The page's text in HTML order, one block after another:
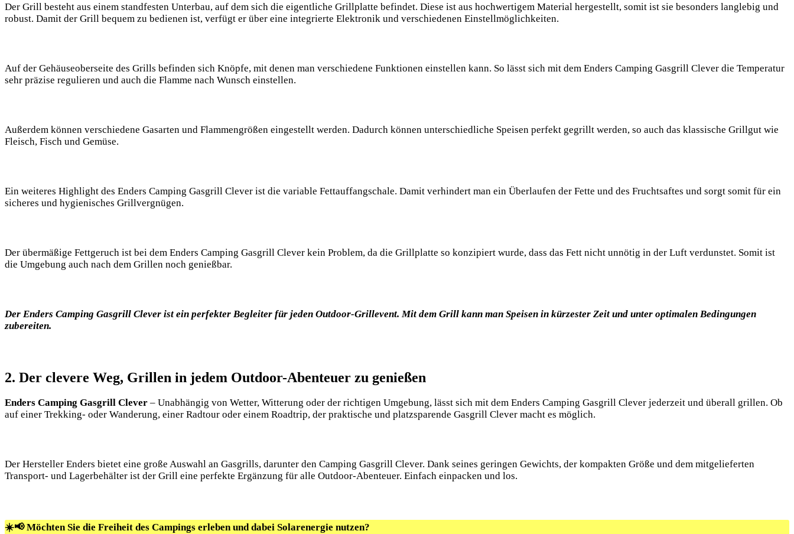
Der Grill besteht aus einem standfesten Unterbau, auf dem sich die eigentliche Grillplatte befindet. Diese ist aus hochwertigem Material hergestellt, somit ist sie besonders langlebig und
robust. Damit der Grill bequem zu bedienen ist, verfügt er über eine integrierte Elektronik und verschiedenen Einstellmöglichkeiten.
Auf der Gehäuseoberseite des Grills befinden sich Knöpfe, mit denen man verschiedene Funktionen einstellen kann. So lässt sich mit dem Enders Camping Gasgrill Clever die Temperatur
sehr präzise regulieren und auch die Flamme nach Wunsch einstellen.
Außerdem können verschiedene Gasarten und Flammengrößen eingestellt werden. Dadurch können unterschiedliche Speisen perfekt gegrillt werden, so auch das klassische Grillgut wie
Fleisch, Fisch und Gemüse.
Ein weiteres Highlight des Enders Camping Gasgrill Clever ist die variable Fettauffangschale. Damit verhindert man ein Überlaufen der Fette und des Fruchtsaftes und sorgt somit für ein
sicheres und hygienisches Grillvergnügen.
Der übermäßige Fettgeruch ist bei dem Enders Camping Gasgrill Clever kein Problem, da die Grillplatte so konzipiert wurde, dass das Fett nicht unnötig in der Luft verdunstet. Somit ist
die Umgebung auch nach dem Grillen noch genießbar.
Der Enders Camping Gasgrill Clever ist ein perfekter Begleiter für jeden Outdoor-Grillevent. Mit dem Grill kann man Speisen in kürzester Zeit und unter optimalen Bedingungen
zubereiten.
2. Der clevere Weg, Grillen in jedem Outdoor-Abenteuer zu genießen
Enders Camping Gasgrill Clever – Unabhängig von Wetter, Witterung oder der richtigen Umgebung, lässt sich mit dem Enders Camping Gasgrill Clever jederzeit und überall grillen. Ob
auf einer Trekking- oder Wanderung, einer Radtour oder einem Roadtrip, der praktische und platzsparende Gasgrill Clever macht es möglich.
Der Hersteller Enders bietet eine große Auswahl an Gasgrills, darunter den Camping Gasgrill Clever. Dank seines geringen Gewichts, der kompakten Größe und dem mitgelieferten
Transport- und Lagerbehälter ist der Grill eine perfekte Ergänzung für alle Outdoor-Abenteuer. Einfach einpacken und los.
☀️📢 Möchten Sie die Freiheit des Campings erleben und dabei Solarenergie nutzen?